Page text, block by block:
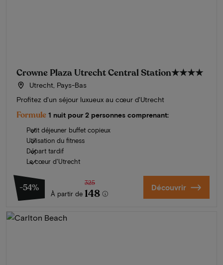
Crowne Plaza Utrecht Central Station★★★★
Utrecht, Pays-Bas
Profitez d'un séjour luxueux au cœur d'Utrecht
Formule 1 nuit pour 2 personnes comprenant:
Petit déjeuner buffet copieux
Utilisation du fitness
Départ tardif
Le cœur d'Utrecht
-54%
À partir de
325
148 Découvrir